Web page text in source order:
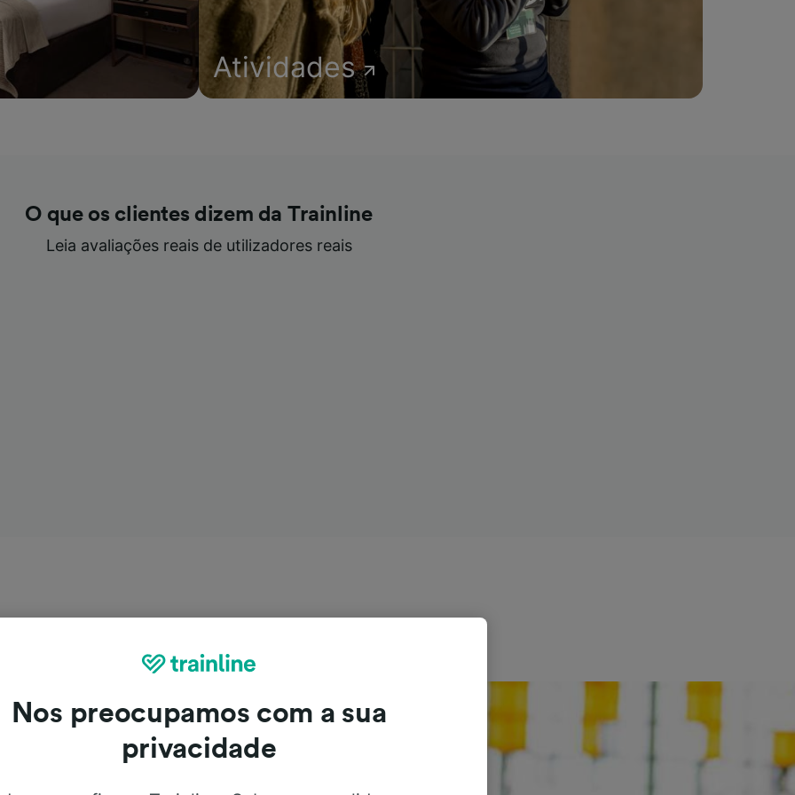
Atividades
O que os clientes dizem da Trainline
Leia avaliações reais de utilizadores reais
Nos preocupamos com a sua
privacidade